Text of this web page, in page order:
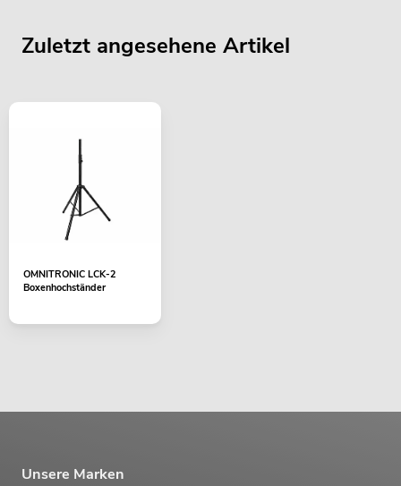
Zuletzt angesehene Artikel
OMNITRONIC LCK-2
Boxenhochständer
Unsere Marken